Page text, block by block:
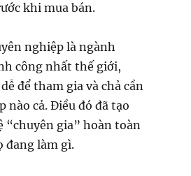
khi mua bán.
nghiệp là ngành
công nhất thế giới,
để tham gia và chả cần
nào cả. Điều đó đã tạo
“chuyên gia” hoàn toàn
đang làm gì.